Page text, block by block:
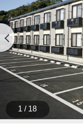
1 / 18